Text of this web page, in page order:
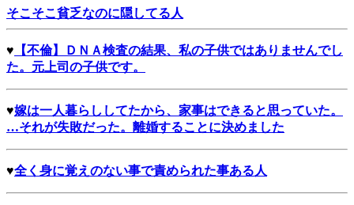
そこそこ貧乏なのに隠してる人
♥ 【不倫】ＤＮＡ検査の結果、私の子供ではありませんでし
た。元上司の子供です。
♥嫁は一人暮らししてたから、家事はできると思っていた。
…それが失敗だった。離婚することに決めました
♥全く身に覚えのない事で責められた事ある人